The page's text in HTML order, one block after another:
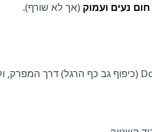
חום נעים ועמוק (אך לא שורף).